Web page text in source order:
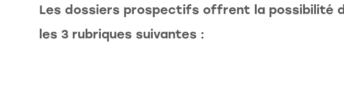
Les dossiers prospectifs offrent la possibilité
les 3 rubriques suivantes :